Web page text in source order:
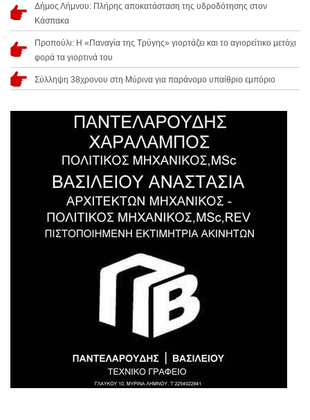
Δήμος Λήμνου: Πλήρης αποκατάσταση της υδροδότησης στον
Κάσπακα
Προπούλι: Η «Παναγία της Τρύγης» γιορτάζει και το αγιορείτικο μετόχι
φορά τα γιορτινά του
Σύλληψη 38χρονου στη Μύρινα για παράνομο υπαίθριο εμπόριο